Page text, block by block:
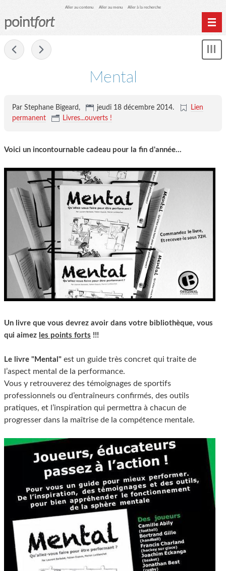
Aller au contenu Aller au menu Aller à la recherche
pointfort
Mental
Par Stephane Bigeard, jeudi 18 décembre 2014.
Lien
permanent
Livres...ouverts !
Voici un incontournable cadeau pour la fin d'année...
Un livre que vous devrez avoir dans votre bibliothèque, vous
qui aimez les points forts !!!
Le livre "Mental" est un guide très concret qui traite de
l’aspect mental de la performance.
Vous y retrouverez des témoignages de sportifs
professionnels ou d’entraîneurs confirmés, des outils
pratiques, et l’inspiration qui permettra à chacun de
progresser dans la maîtrise de la compétence mentale.